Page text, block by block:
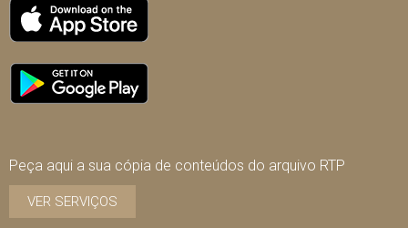
Peça aqui a sua cópia de conteúdos do arquivo RTP
VER SERVIÇOS